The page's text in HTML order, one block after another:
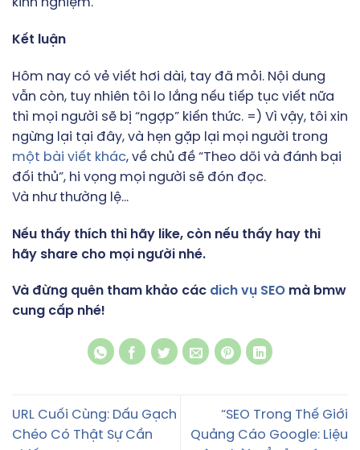
kinh nghiệm.
Kết luận
Hôm nay có vẻ viết hơi dài, tay đã mỏi. Nội dung
vẫn còn, tuy nhiên tôi lo lắng nếu tiếp tục viết nữa
thì mọi người sẽ bị “ngợp” kiến thức. =) Vì vậy, tôi xin
ngừng lại tại đây, và hẹn gặp lại mọi người trong
một bài viết khác, về chủ đề “Theo dõi và đánh bại
đối thủ”, hi vọng mọi người sẽ đón đọc.
Và như thường lệ…
Nếu thấy thích thì hãy like, còn nếu thấy hay thì
hãy share cho mọi người nhé.
Và đừng quên tham khảo các dich vụ SEO mà bmw
cung cấp nhé!
URL Cuối Cùng: Dấu Gạch
Chéo Có Thật Sự Cần
“SEO Trong Thế Giới
Quảng Cáo Google: Liệu